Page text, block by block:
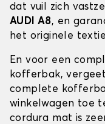
dat vuil zich
AUDI A8, en
het originele
En voor een
kofferbak,
complete
winkelwagen toe
cordura mat is